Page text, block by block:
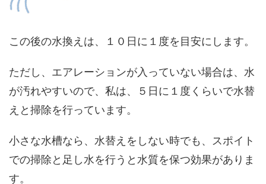
この後の水換えは、１０日に１度を目安にします。
ただし、エアレーションが入っていない場合は、水
が汚れやすいので、私は、５日に１度くらいで水替
えと掃除を行っています。
小さな水槽なら、水替えをしない時でも、スポイト
での掃除と足し水を行うと水質を保つ効果がありま
す。